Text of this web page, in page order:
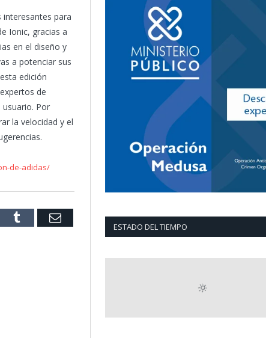
para
Ionic, gracias a
en el diseño y
a potenciar sus
edición
de
Por
la velocidad y el
de-adidas/
Tumblr Email
ESTADO DEL TIEMPO